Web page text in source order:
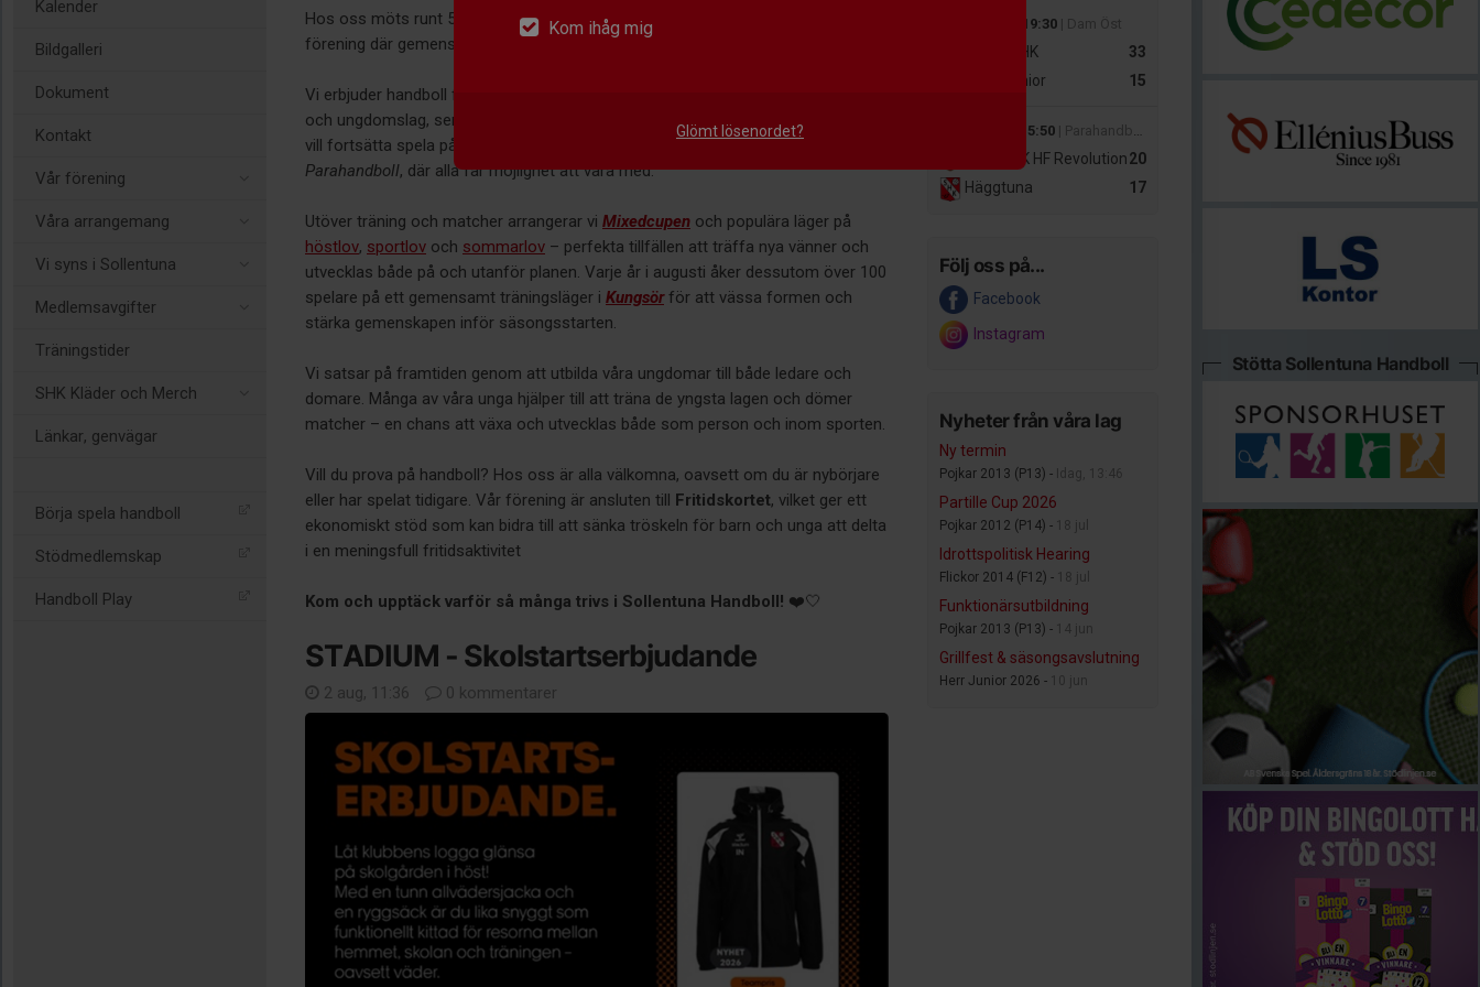
Kom ihåg mig
Glömt lösenordet?
Kalender
Bildgalleri
Dokument
Kontakt
Vår förening
Våra arrangemang
Vi syns i Sollentuna
Medlemsavgifter
Träningstider
SHK Kläder och Merch
Länkar, genvägar
Börja spela handboll
Stödmedlemskap
Handboll Play
Mån 18 maj 19:30 | Dam Öst
33
Skogås HK
15
Dam Senior
Sön 22 mar 15:50 | Parahandboll Öst - Para Blå Klass Öst
20
Årsta AIK HF Revolution
17
Häggtuna
Följ oss på...
Facebook
Instagram
Nyheter från våra lag
Ny termin
Pojkar 2013 (P13) - Idag, 13:46
Partille Cup 2026
Pojkar 2012 (P14) - 18 jul
Idrottspolitisk Hearing
Flickor 2014 (F12) - 18 jul
Funktionärsutbildning
Pojkar 2013 (P13) - 14 jun
Grillfest & säsongsavslutning
Herr Junior 2026 - 10 jun
Hos oss möts runt 500 spelare och ett hundratal ledare – från 4 till 66 år – i en
förening där gemenskap, glädje och utveckling står i centrum.
Vi erbjuder handboll för alla:
och ungdomslag, seniorlag i division 3, samt
för dig som är över 35 år och
vill fortsätta spela på ett roligt och socialt sätt. Vi är också stolta över vår
Parahandboll, där alla får möjlighet att vara med.
Utöver träning och matcher arrangerar vi Mixedcupen och populära läger på
höstlov, sportlov och sommarlov – perfekta tillfällen att träffa nya vänner och
utvecklas både på och utanför planen. Varje år i augusti åker dessutom över 100
spelare på ett gemensamt träningsläger i Kungsör för att vässa formen och
stärka gemenskapen inför säsongsstarten.
Vi satsar på framtiden genom att utbilda våra ungdomar till både ledare och
domare. Många av våra unga hjälper till att träna de yngsta lagen och dömer
matcher – en chans att växa och utvecklas både som person och inom sporten.
Vill du prova på handboll? Hos oss är alla välkomna, oavsett om du är nybörjare
eller har spelat tidigare. Vår förening är ansluten till Fritidskortet, vilket ger ett
ekonomiskt stöd som kan bidra till att sänka tröskeln för barn och unga att delta
i en meningsfull fritidsaktivitet
Kom och upptäck varför så många trivs i Sollentuna Handboll! ❤️🤍
STADIUM - Skolstartserbjudande
2 aug, 11:36 0 kommentarer
Stötta Sollentuna Handboll